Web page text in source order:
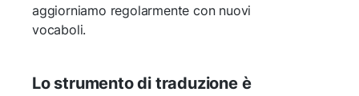
aggiorniamo regolarmente con nuovi
vocaboli.
Lo strumento di traduzione è